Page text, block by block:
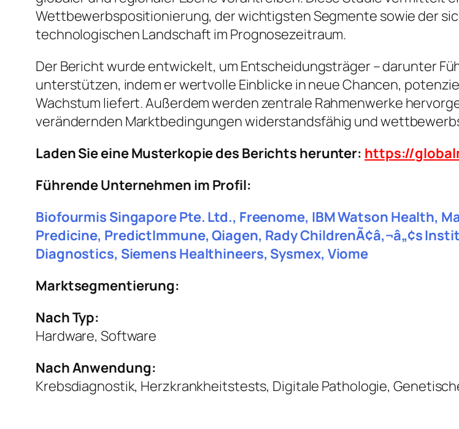
Wettbewerbspositionierung, der wichtigsten Segmente sowie der
technologischen Landschaft im Prognosezeitraum.
Der Bericht wurde entwickelt, um Entscheidungsträger – darunter
unterstützen, indem er wertvolle Einblicke in neue Chancen,
Wachstum liefert. Außerdem werden zentrale Rahmenwerke
verändernden Marktbedingungen widerstandsfähig und
Laden Sie eine Musterkopie des Berichts herunter: https://
Führende Unternehmen im Profil:
Biofourmis Singapore Pte. Ltd., Freenome, IBM Watson Health,
Predicine, PredictImmune, Qiagen, Rady ChildrenÃ¢â‚¬â„¢s
Diagnostics, Siemens Healthineers, Sysmex, Viome
Marktsegmentierung:
Nach Typ:
Hardware, Software
Nach Anwendung:
Krebsdiagnostik, Herzkrankheitstests, Digitale Pathologie,